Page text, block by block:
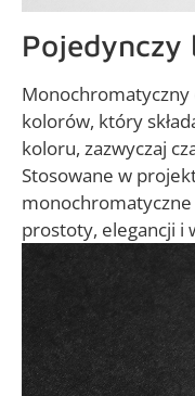
Pojedynczy
Monochromatyczny
kolorów, który
koloru, zazwyczaj
Stosowane w
prostoty, elegancji i